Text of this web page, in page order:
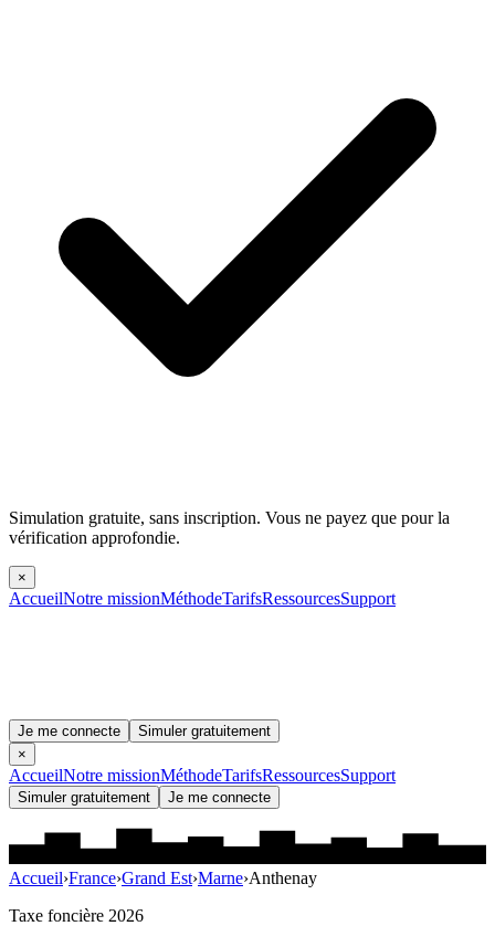
Simulation gratuite, sans inscription. Vous ne payez que pour la
vérification approfondie.
×
AccueilNotre missionMéthodeTarifsRessourcesSupport
Je me connecte
Simuler gratuitement
×
AccueilNotre missionMéthodeTarifsRessourcesSupport
Simuler gratuitement Je me connecte
Accueil›France›Grand Est›Marne›Anthenay
Taxe foncière 2026